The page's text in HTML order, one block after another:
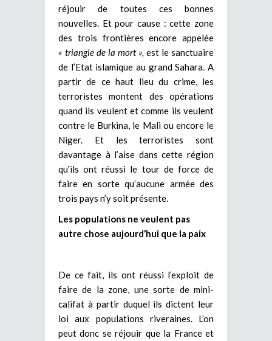
réjouir de toutes ces bonnes
nouvelles. Et pour cause : cette zone
des trois frontières encore appelée
« triangle de la mort », est le sanctuaire
de l’Etat islamique au grand Sahara. A
partir de ce haut lieu du crime, les
terroristes montent des opérations
quand ils veulent et comme ils veulent
contre le Burkina, le Mali ou encore le
Niger. Et les terroristes sont
davantage à l’aise dans cette région
qu’ils ont réussi le tour de force de
faire en sorte qu’aucune armée des
trois pays n’y soit présente.
Les populations ne veulent pas
autre chose aujourd’hui que la paix
De ce fait, ils ont réussi l’exploit de
faire de la zone, une sorte de mini-
califat à partir duquel ils dictent leur
loi aux populations riveraines. L’on
peut donc se réjouir que la France et